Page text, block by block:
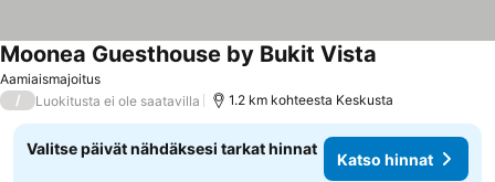
Aamiaismajoitus
Moonea Guesthouse by Bukit Vista
/ Luokitusta ei ole saatavilla 1.2 km kohteesta Keskusta
Valitse päivät nähdäksesi tarkat hinnat
Katso hinnat